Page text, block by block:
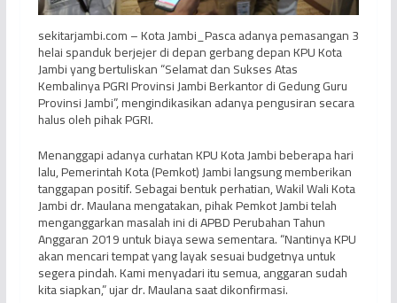
sekitarjambi.com – Kota Jambi_Pasca adanya pemasangan 3
helai spanduk berjejer di depan gerbang depan KPU Kota
Jambi yang bertuliskan “Selamat dan Sukses Atas
Kembalinya PGRI Provinsi Jambi Berkantor di Gedung Guru
Provinsi Jambi”, mengindikasikan adanya pengusiran secara
halus oleh pihak PGRI.
Menanggapi adanya curhatan KPU Kota Jambi beberapa hari
lalu, Pemerintah Kota (Pemkot) Jambi langsung memberikan
tanggapan positif. Sebagai bentuk perhatian, Wakil Wali Kota
Jambi dr. Maulana mengatakan, pihak Pemkot Jambi telah
menganggarkan masalah ini di APBD Perubahan Tahun
Anggaran 2019 untuk biaya sewa sementara. “Nantinya KPU
akan mencari tempat yang layak sesuai budgetnya untuk
segera pindah. Kami menyadari itu semua, anggaran sudah
kita siapkan,” ujar dr. Maulana saat dikonfirmasi.